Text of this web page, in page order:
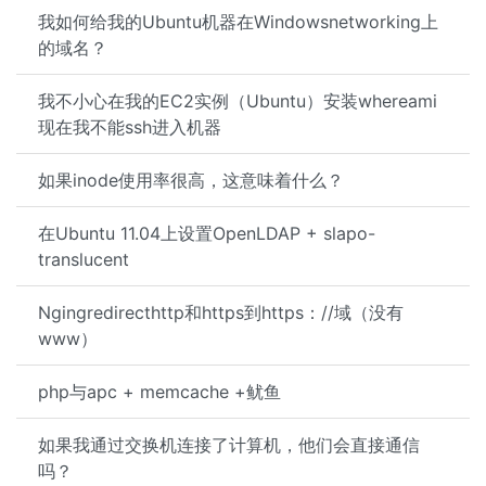
我如何给我的Ubuntu机器在Windowsnetworking上
的域名？
我不小心在我的EC2实例（Ubuntu）安装whereami
现在我不能ssh进入机器
如果inode使用率很高，这意味着什么？
在Ubuntu 11.04上设置OpenLDAP + slapo-
translucent
Ngingredirecthttp和https到https：//域（没有
www）
php与apc + memcache +鱿鱼
如果我通过交换机连接了计算机，他们会直接通信
吗？